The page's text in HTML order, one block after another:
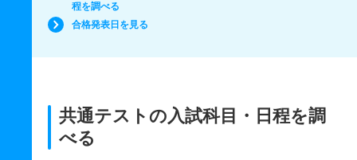
程を調べる
合格発表日を見る
共通テストの入試科目・日程を調
べる